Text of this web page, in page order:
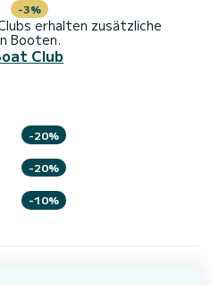
-3%
erhalten zusätzliche
Booten.
Club
-20%
-20%
-10%